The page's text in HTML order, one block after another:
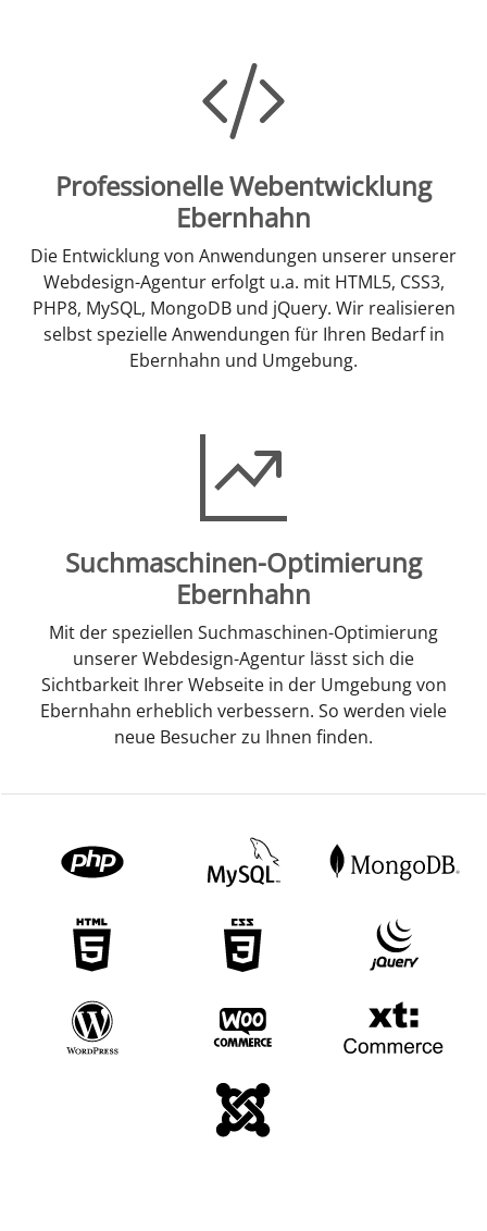
Professionelle Webentwicklung
Ebernhahn
Die Entwicklung von Anwendungen unserer unserer
Webdesign-Agentur erfolgt u.a. mit HTML5, CSS3,
PHP8, MySQL, MongoDB und jQuery. Wir realisieren
selbst spezielle Anwendungen für Ihren Bedarf in
Ebernhahn und Umgebung.
Suchmaschinen-Optimierung
Ebernhahn
Mit der speziellen Suchmaschinen-Optimierung
unserer Webdesign-Agentur lässt sich die
Sichtbarkeit Ihrer Webseite in der Umgebung von
Ebernhahn erheblich verbessern. So werden viele
neue Besucher zu Ihnen finden.